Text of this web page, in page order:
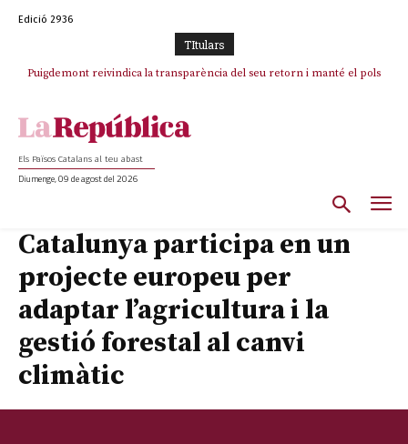
Edició 2936
TItulars
Puigdemont reivindica la transparència del seu retorn i manté el pols
Portugal acusa Espanya de provocar un “efecte crida” massiu per la seva
Els Països Catalans al teu abast
Diumenge, 09 de agost del 2026
Catalunya participa en un
projecte europeu per
adaptar l’agricultura i la
gestió forestal al canvi
climàtic